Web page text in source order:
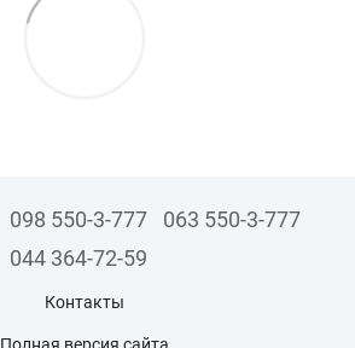
098 550-3-777
063 550-3-777
044 364-72-59
Контакты
Полная версия сайта